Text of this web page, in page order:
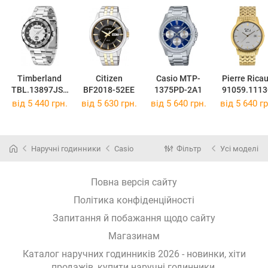
Timberland
TBL.13897JSS
B.04M
Citizen
BF2018-52EE
Casio MTP-
1375PD-2A1
Pierre
від 5 440 грн. від 5 630 грн. від 5 640 грн. від 5 640
Наручні годинники Casio Фільтр Усі моделі
Повна версія сайту
Політика конфіденційності
Запитання й побажання щодо сайту
Магазинам
Каталог наручних годинників 2026 - новинки, хіти